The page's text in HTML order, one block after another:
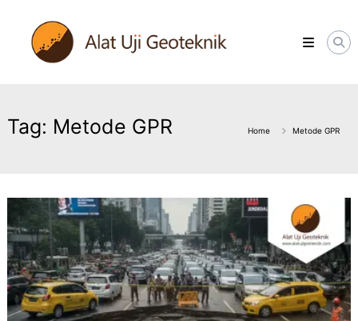
content
ALATUJIGEOTEKNIK.COM
DISTRIBUTOR
INSTRUMENT
Tag: Metode GPR Home Metode GPR